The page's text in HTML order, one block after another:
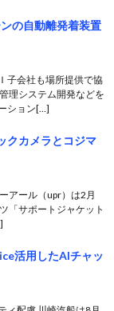
の自動離発着装置
子会社も場所提供で協
理システム開発などを
ション[…]
クカメラとコジマ
アール（upr）は2月
「サポートジャケット
活用したAIチャッ